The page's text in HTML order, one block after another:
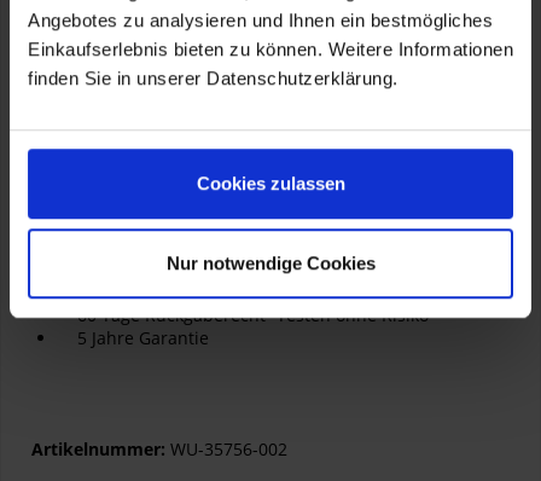
Angebotes zu analysieren und Ihnen ein bestmögliches
Einkaufserlebnis bieten zu können. Weitere Informationen
finden Sie in unserer Datenschutzerklärung.
Cookies zulassen
Nur notwendige Cookies
Breite 312 mm
Höhe 312 mm
Stärke 5 mm
Farbe
Ihre Wunderlich Vorteile
gemacht.
Made in Europe
Mit ABE
60 Tage Rückgaberecht -Testen ohne Risiko
5 Jahre Garantie
Artikelnummer: WU-35756-002